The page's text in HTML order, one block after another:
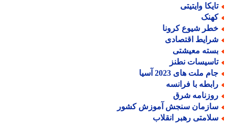
وایتیتی
شیوع کرونا
اقتصادی
معیشتی
نطنز
ملت های 2023 آسیا
با فرانسه
شرق
سنجش آموزش کشور
رهبر انقلاب